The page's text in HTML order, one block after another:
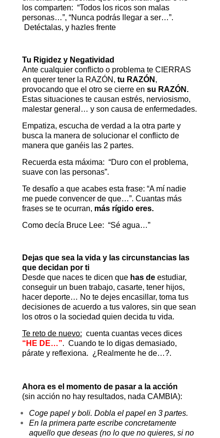
los comparten: “Todos los ricos son malas
personas…”, “Nunca podrás llegar a ser…”.
Detéctalas, y hazles frente
Tu Rigidez y Negatividad
Ante cualquier conflicto o problema te CIERRAS
en querer tener la RAZÓN, tu RAZÓN ,
provocando que el otro se cierre en su RAZÓN.
Estas situaciones te causan estrés, nerviosismo,
malestar general… y son causa de enfermedades.
Empatiza, escucha de verdad a la otra parte y
busca la manera de solucionar el conflicto de
manera que ganéis las 2 partes.
Recuerda esta máxima: “Duro con el problema,
suave con las personas”.
Te desafío a que acabes esta frase: “A mí nadie
me puede convencer de que…”. Cuantas más
frases se te ocurran, más rígido eres.
Como decía Bruce Lee: “Sé agua…”
Dejas que sea la vida y las circunstancias las
que decidan por ti
Desde que naces te dicen que has deestudiar,
conseguir un buen trabajo, casarte, tener hijos,
hacer deporte… No te dejes encasillar, toma tus
decisiones de acuerdo a tus valores, sin que sean
los otros o la sociedad quien decida tu vida.
Te reto de nuevo: cuenta cuantas veces dices
“HE DE…”. Cuando te lo digas demasiado,
párate y reflexiona. ¿Realmente he de…?.
Ahora es el momento de pasar a la acción
(sin acción no hay resultados, nada CAMBIA):
Coge papel y boli. Dobla el papel en 3 partes.
En la primera parte escribe concretamente
aquello que deseas (no lo que no quieres, si no